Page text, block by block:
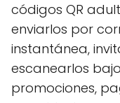
códigos QR
enviarlos por
instantánea,
escanearlos
promociones,